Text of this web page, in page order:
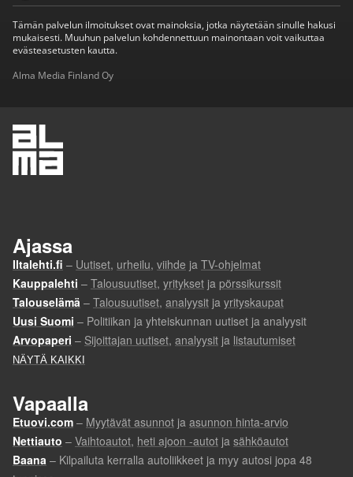
Tämän palvelun ilmoitukset ovat mainoksia, jotka näytetään sinulle hakusi
mukaisesti. Muuhun palvelun kohdennettuun mainontaan voit vaikuttaa
evästeasetusten kautta.
Alma Media Finland Oy